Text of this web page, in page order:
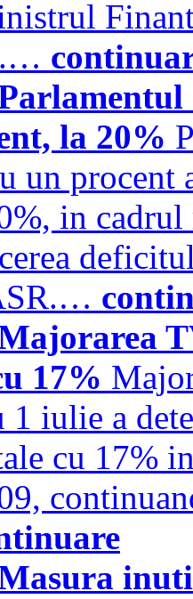
la 20%
un procent
in
17%
1 iulie a
cu 17%